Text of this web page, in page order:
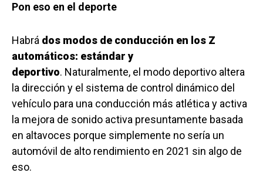
Pon eso en el deporte
Habrá dos modos de conducción en los Z
automáticos: estándar y
deportivo. Naturalmente, el modo deportivo altera
la dirección y el sistema de control dinámico del
vehículo para una conducción más atlética y activa
la mejora de sonido activa presuntamente basada
en altavoces porque simplemente no sería un
automóvil de alto rendimiento en 2021 sin algo de
eso.